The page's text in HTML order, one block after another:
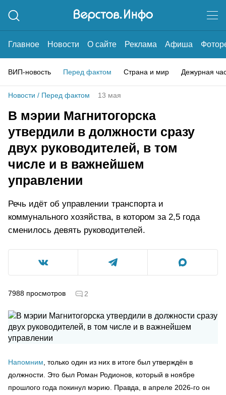
Главное Новости О сайте Реклама Афиша
ВИП-новость Перед фактом Страна и мир Дежурная
Новости / Перед фактом 13 мая
В мэрии Магнитогорска
утвердили в должности сразу
двух руководителей, в том
числе и в важнейшем
управлении
Речь идёт об управлении транспорта и
коммунального хозяйства, в котором за 2,5 года
сменилось девять руководителей.
7988 просмотров 2
Напомним , только один из них в итоге был утверждён в
должности. Это был Роман Родионов, который в ноябре
прошлого года покинул мэрию. Правда, в апреле 2026-го он